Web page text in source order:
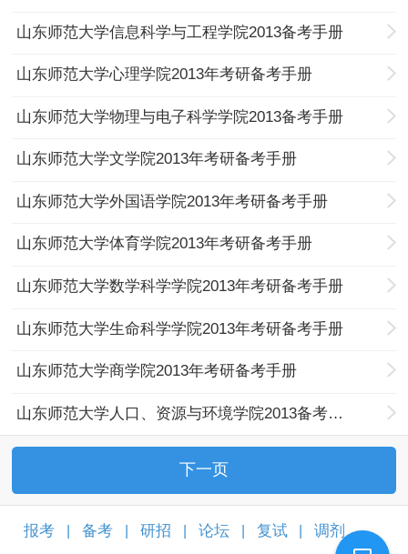
山东师范大学信息科学与工程学院2013备考手册
山东师范大学心理学院2013年考研备考手册
山东师范大学物理与电子科学学院2013备考手册
山东师范大学文学院2013年考研备考手册
山东师范大学外国语学院2013年考研备考手册
山东师范大学体育学院2013年考研备考手册
山东师范大学数学科学学院2013年考研备考手册
山东师范大学生命科学学院2013年考研备考手册
山东师范大学商学院2013年考研备考手册
山东师范大学人口、资源与环境学院2013备考手册
下一页
报考 备考 研招 论坛 复试 调剂